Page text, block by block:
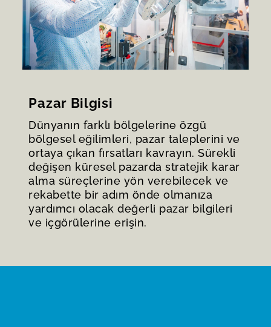
Pazar Bilgisi
Dünyanın farklı bölgelerine özgü
bölgesel eğilimleri, pazar taleplerini ve
ortaya çıkan fırsatları kavrayın. Sürekli
değişen küresel pazarda stratejik karar
alma süreçlerine yön verebilecek ve
rekabette bir adım önde olmanıza
yardımcı olacak değerli pazar bilgileri
ve içgörülerine erişin.